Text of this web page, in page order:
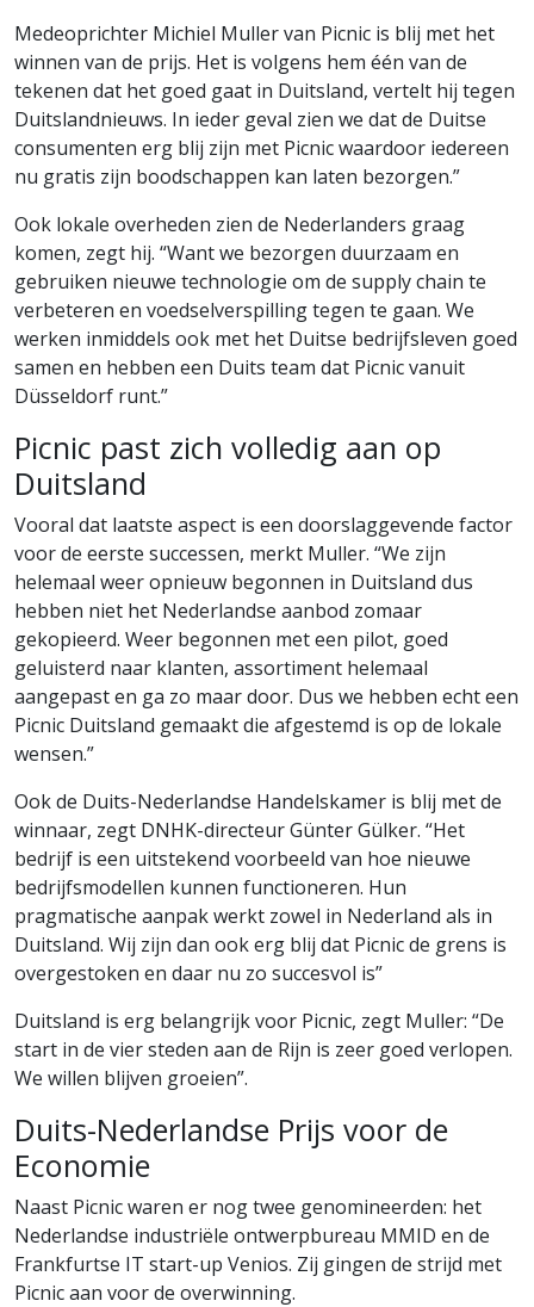
Medeoprichter Michiel Muller van Picnic is blij met het
winnen van de prijs. Het is volgens hem één van de
tekenen dat het goed gaat in Duitsland, vertelt hij tegen
Duitslandnieuws. In ieder geval zien we dat de Duitse
consumenten erg blij zijn met Picnic waardoor iedereen
nu gratis zijn boodschappen kan laten bezorgen.”
Ook lokale overheden zien de Nederlanders graag
komen, zegt hij. “Want we bezorgen duurzaam en
gebruiken nieuwe technologie om de supply chain te
verbeteren en voedselverspilling tegen te gaan. We
werken inmiddels ook met het Duitse bedrijfsleven goed
samen en hebben een Duits team dat Picnic vanuit
Düsseldorf runt.”
Picnic past zich volledig aan op
Duitsland
Vooral dat laatste aspect is een doorslaggevende factor
voor de eerste successen, merkt Muller. “We zijn
helemaal weer opnieuw begonnen in Duitsland dus
hebben niet het Nederlandse aanbod zomaar
gekopieerd. Weer begonnen met een pilot, goed
geluisterd naar klanten, assortiment helemaal
aangepast en ga zo maar door. Dus we hebben echt een
Picnic Duitsland gemaakt die afgestemd is op de lokale
wensen.”
Ook de Duits-Nederlandse Handelskamer is blij met de
winnaar, zegt DNHK-directeur Günter Gülker. “Het
bedrijf is een uitstekend voorbeeld van hoe nieuwe
bedrijfsmodellen kunnen functioneren. Hun
pragmatische aanpak werkt zowel in Nederland als in
Duitsland. Wij zijn dan ook erg blij dat Picnic de grens is
overgestoken en daar nu zo succesvol is”
Duitsland is erg belangrijk voor Picnic, zegt Muller: “De
start in de vier steden aan de Rijn is zeer goed verlopen.
We willen blijven groeien”.
Duits-Nederlandse Prijs voor de
Economie
Naast Picnic waren er nog twee genomineerden: het
Nederlandse industriële ontwerpbureau MMID en de
Frankfurtse IT start-up Venios. Zij gingen de strijd met
Picnic aan voor de overwinning.